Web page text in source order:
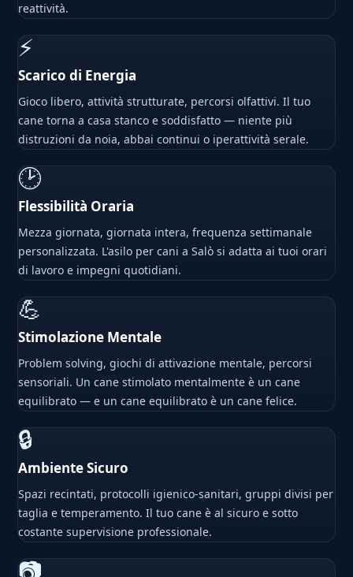
reattività.
⚡
Scarico di Energia
Gioco libero, attività strutturate, percorsi olfattivi. Il tuo
cane torna a casa stanco e soddisfatto — niente più
distruzioni da noia, abbai continui o iperattività serale.
🕑
Flessibilità Oraria
Mezza giornata, giornata intera, frequenza settimanale
personalizzata. L'asilo per cani a Salò si adatta ai tuoi orari
di lavoro e impegni quotidiani.
💪
Stimolazione Mentale
Problem solving, giochi di attivazione mentale, percorsi
sensoriali. Un cane stimolato mentalmente è un cane
equilibrato — e un cane equilibrato è un cane felice.
🔒
Ambiente Sicuro
Spazi recintati, protocolli igienico-sanitari, gruppi divisi per
taglia e temperamento. Il tuo cane è al sicuro e sotto
costante supervisione professionale.